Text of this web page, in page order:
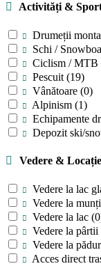
Activități &
Drumeții
Schi /
Ciclism / MTB
Pescuit(19)
Vânătoare (0)
Alpinism (1)
Echipamente
Depozit ski/
Vedere & Locație
Vedere la lac
Vedere la munți
Vedere la lac
Vedere la pârtii
Vedere la
Acces direct